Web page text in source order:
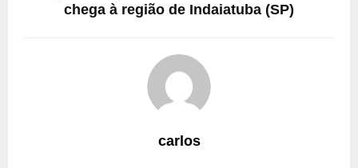
chega à região de Indaiatuba (SP)
carlos